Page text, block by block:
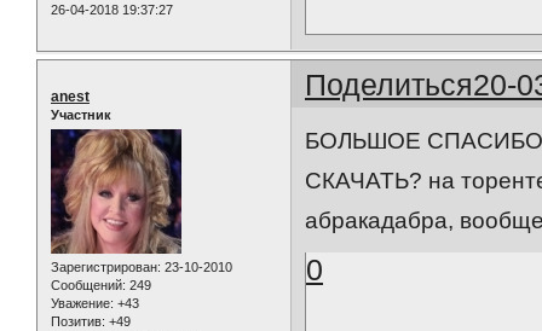
26-04-2018 19:37:27
Поделиться20-
anest
Участник
Зарегистрирован: 23-10-2010
Сообщений: 249
Уважение: +43
Позитив: +49
БОЛЬШОЕ
СКАЧАТЬ? на
абракадабра,
0